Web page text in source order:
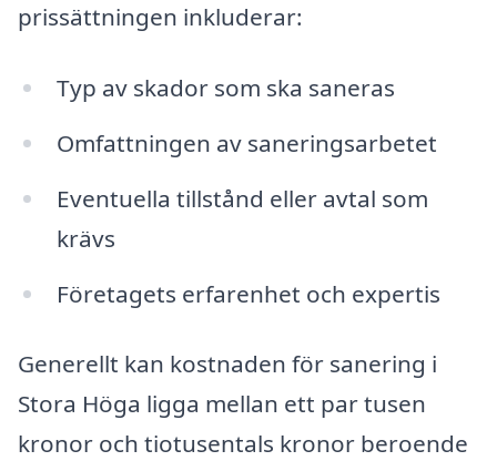
prissättningen inkluderar:
Typ av skador som ska saneras
Omfattningen av saneringsarbetet
Eventuella tillstånd eller avtal som
krävs
Företagets erfarenhet och expertis
Generellt kan kostnaden för sanering i
Stora Höga ligga mellan ett par tusen
kronor och tiotusentals kronor beroende